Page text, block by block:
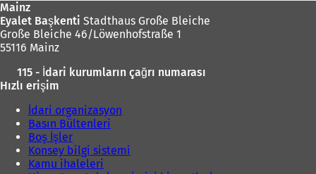
Mainz
Eyalet Başkenti Stadthaus Große Bleiche
Große Bleiche 46/Löwenhofstraße 1
55116 Mainz
115 - İdari kurumların çağrı numarası
Hızlı erişim
İdari organizasyon
Basın Bültenleri
Boş İşler
Konsey bilgi sistemi
Kamu ihaleleri